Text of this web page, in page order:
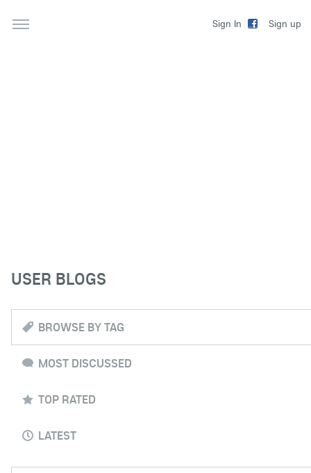
Sign In Sign up
USER BLOGS
BROWSE BY TAG
MOST DISCUSSED
TOP RATED
LATEST